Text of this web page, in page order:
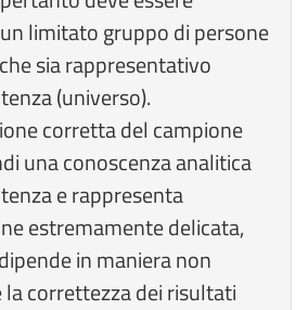
limitato gruppo di persone
sia rappresentativo
(universo).
corretta del campione
una conoscenza analitica
e rappresenta
estremamente delicata,
in maniera non
correttezza dei risultati